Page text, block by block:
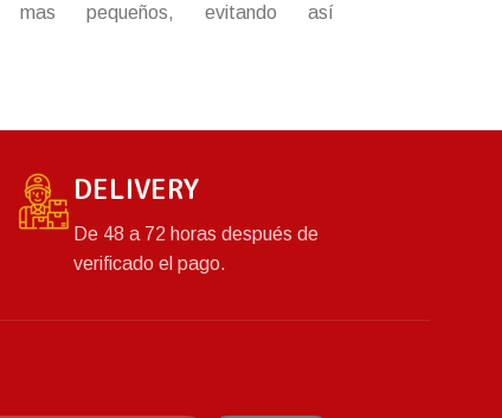
mas pequeños, evitando así
seguridad.
DELIVERY
De 48 a 72 horas después de
verificado el pago.